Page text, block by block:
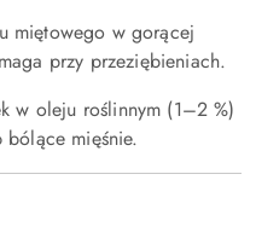
miętowego w gorącej
przy przeziębieniach.
w oleju roślinnym (1–2 %)
bólące mięśnie.